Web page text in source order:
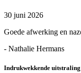
30 juni 2026
Goede afwerking en
- Nathalie Hermans
Indrukwekkende uitstraling